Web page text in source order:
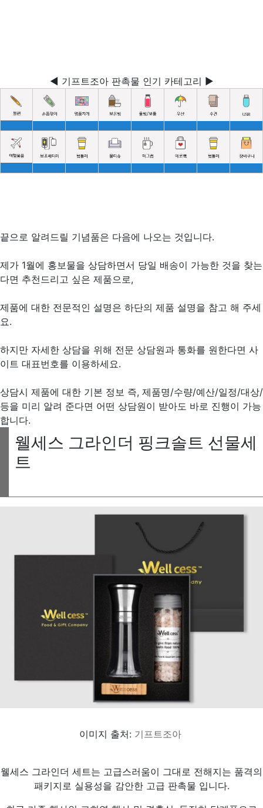
◀ 기프트조아 판촉물 인기 카테고리 ▶
끝으로 알려드릴 기념품은 다음에 나오는 것입니다.
제가 1월에 홍보물을 상담하면서 당일 배송이 가능한 것을 찾는
다면 추천드리고 싶은 제품으로,
제품에 대한 전문적인 설명은 하단의 제품 설명을 참고 해 주세
요.
하지만 자세한 상담을 위해 전문 상담원과 통화를 원한다면 사
이트 대표번호를 이용하세요.
상담시 제품에 대한 기본 정보 즉, 제품명/수량/예산/일정/대상/
등을 미리 알려 준다면 어떤 상담원이 받아도 바로 진행이 가능
합니다.
웰세스 그라인더 핑크솔트 선물세
트
이미지 출처: 기프트조아
웰세스 그라인더 세트는 고급스러움이 그대로 전해지는 품격의
패키지로 실용성을 감안한 고급 판촉물 입니다.